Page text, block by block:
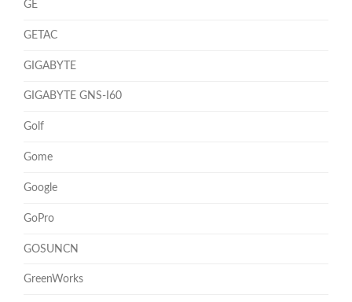
GE
GETAC
GIGABYTE
GIGABYTE GNS-I60
Golf
Gome
Google
GoPro
GOSUNCN
GreenWorks